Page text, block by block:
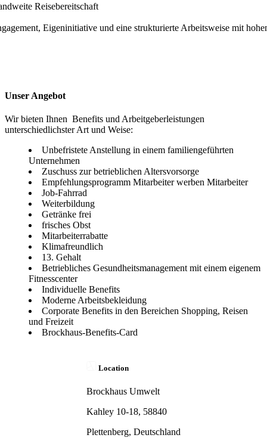
Reisebereitschaft
Eigeninitiative und eine strukturierte Arbeitsweise mit
Unser Angebot
Wir bieten Ihnen Benefits und Arbeitgeberleistungen
unterschiedlichster Art und Weise:
Unbefristete Anstellung in einem familiengeführten
Unternehmen
Zuschuss zur betrieblichen Altersvorsorge
Empfehlungsprogramm Mitarbeiter werben Mitarbeiter
Job-Fahrrad
Weiterbildung
Getränke frei
frisches Obst
Mitarbeiterrabatte
Klimafreundlich
13. Gehalt
Betriebliches Gesundheitsmanagement mit einem eigenem
Fitnesscenter
Individuelle Benefits
Moderne Arbeitsbekleidung
Corporate Benefits in den Bereichen Shopping, Reisen
und Freizeit
Brockhaus-Benefits-Card
Location
Brockhaus Umwelt
Kahley 10-18, 58840
Plettenberg, Deutschland